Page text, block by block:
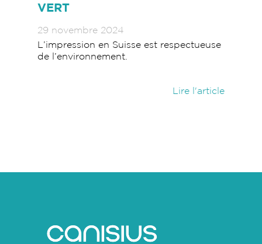
VERT
29 novembre 2024
L’impression en Suisse est respectueuse
de l’environnement.
Lire l'article